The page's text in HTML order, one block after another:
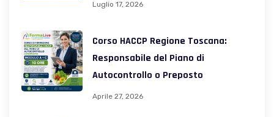
Luglio 17, 2026
Corso HACCP Regione Toscana:
Responsabile del Piano di
Autocontrollo o Preposto
Aprile 27, 2026